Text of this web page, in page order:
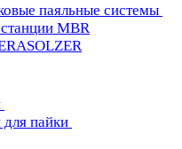
паяльные системы
MBR
пайки